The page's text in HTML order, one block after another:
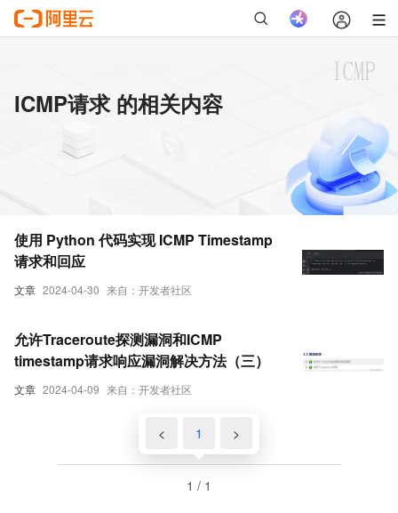
ICMP请求 的相关内容
文章 2024-04-30 来自：开发者社区
使用 Python 代码实现 ICMP Timestamp
请求和回应
文章 2024-04-09 来自：开发者社区
允许Traceroute探测漏洞和ICMP
timestamp请求响应漏洞解决方法（三）
< 1 >
1 / 1